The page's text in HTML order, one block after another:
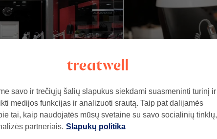
savo ir trečiųjų šalių slapukus siekdami suasmeninti turinį ir
medijos funkcijas ir analizuoti srautą. Taip pat dalijamės
tai, kaip naudojatės mūsų svetaine su savo socialinių tinklų,
partneriais. Slapukų politika